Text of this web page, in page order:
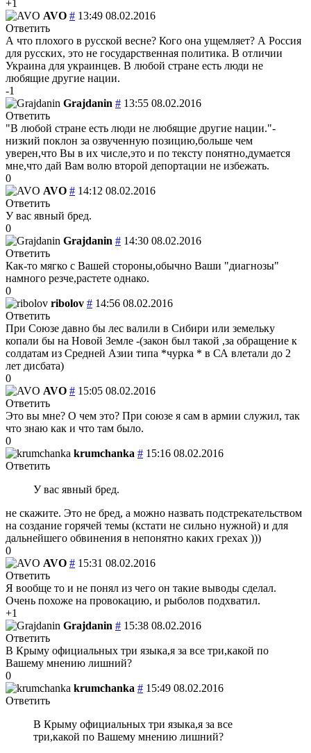
+1
AVO # 13:49 08.02.2016
Ответить
А что плохого в русской весне? Кого она ущемляет? А Россия
для русских, это не государственная политика. В отличии
Украина для украинцев. В любой стране есть люди не
любящие другие нации.
-1
Grajdanin # 13:55 08.02.2016
Ответить
"В любой стране есть люди не любящие другие нации."-
низкий поклон за озвученную позицию,больше чем
уверен,что Вы в их числе,это и по тексту понятно,думается
мне,что дай Вам волю второй депортации не избежать.
0
AVO # 14:12 08.02.2016
Ответить
У вас явный бред.
0
Grajdanin # 14:30 08.02.2016
Ответить
Как-то мягко с Вашей стороны,обычно Ваши "диагнозы"
намного резче,растете однако.
0
ribolov # 14:56 08.02.2016
Ответить
При Союзе давно бы лес валили в Сибири или земельку
копали бы на Новой Земле -(закон был такой ,за обращение к
солдатам из Средней Азии типа *чурка * в СА влетали до 2
лет дисбата)
0
AVO # 15:05 08.02.2016
Ответить
Это вы мне? О чем это? При союзе я сам в армии служил, так
что знаю как и что там было.
0
krumchanka # 15:16 08.02.2016
Ответить
У вас явный бред.
не скажите. Это не бред, а можно назвать подстрекательством
на создание горячей темы (кстати не сильно нужной) и для
дальнейшего обвинения в непонятно каких грехах )))
0
AVO # 15:31 08.02.2016
Ответить
Я вообще то и не понял из чего он такие выводы сделал.
Очень похоже на провокацию, и рыболов подхватил.
+1
Grajdanin # 15:38 08.02.2016
Ответить
В Крыму официальных три языка,я за все три,какой по
Вашему мнению лишний?
0
krumchanka # 15:49 08.02.2016
Ответить
В Крыму официальных три языка,я за все
три,какой по Вашему мнению лишний?